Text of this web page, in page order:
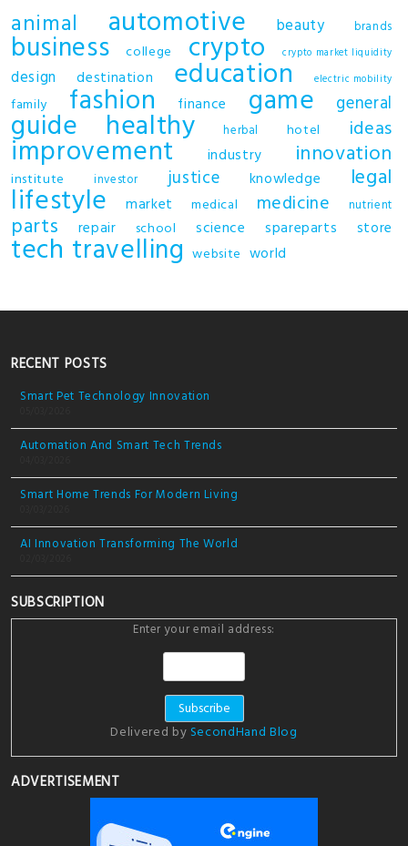
animal automotive beauty brands
business college crypto crypto market liquidity
design destination education electric mobility
family fashion finance game general
guide healthy herbal hotel ideas
improvement industry innovation
institute investor justice knowledge legal
lifestyle market medical medicine nutrient
parts repair school science spareparts store
tech travelling website world
RECENT POSTS
Smart Pet Technology Innovation
Automation And Smart Tech Trends
Smart Home Trends For Modern Living
AI Innovation Transforming The World
SUBSCRIPTION
Enter your email address:
Delivered by SecondHand Blog
ADVERTISEMENT